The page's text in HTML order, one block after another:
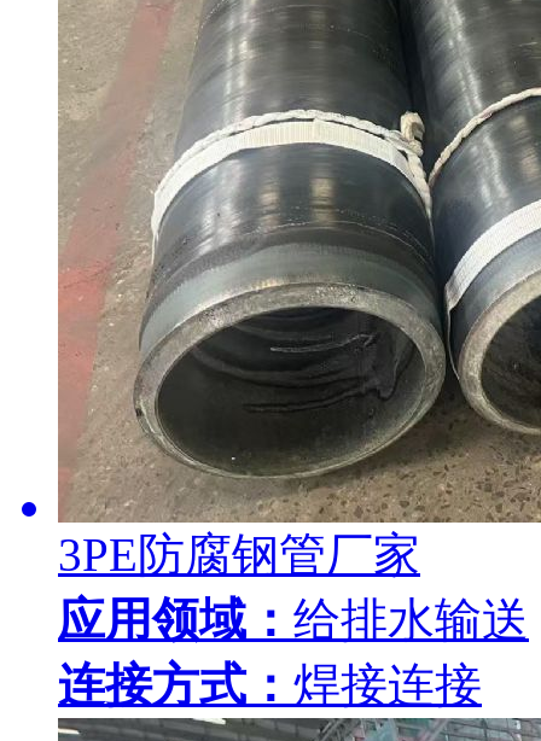
3PE防腐钢管厂家
应用领域： 给排水输送
连接方式： 焊接连接